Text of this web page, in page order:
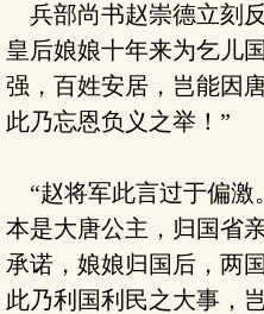
兵部尚书赵崇德立刻
皇后娘娘十年来为乞儿
强，百姓安居，岂能因
此乃忘恩负义之举！”
“赵将军此言过于偏激
本是大唐公主，归国省
承诺，娘娘归国后，两
此乃利国利民之大事，